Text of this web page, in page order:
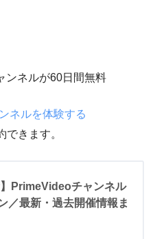
ンネルが60日間無料
ネルを体験する
できます。
】PrimeVideoチャンネル
／最新・過去開催情報ま